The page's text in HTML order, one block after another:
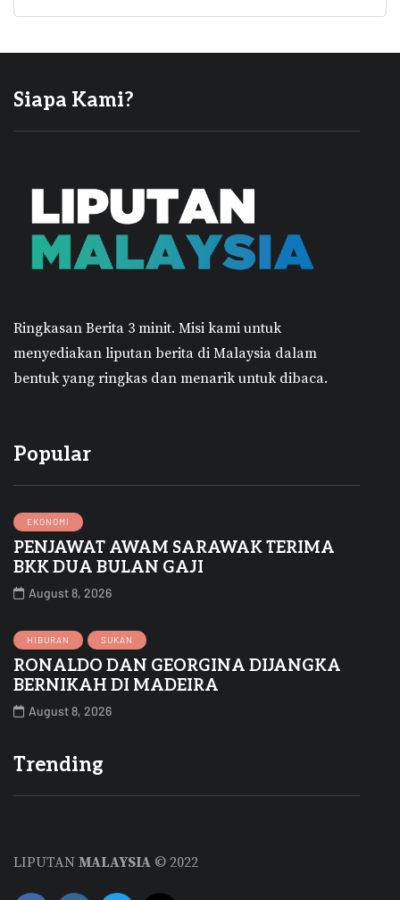
Siapa Kami?
Ringkasan Berita 3 minit. Misi kami untuk
menyediakan liputan berita di Malaysia dalam
bentuk yang ringkas dan menarik untuk dibaca.
Popular
EKONOMI
PENJAWAT AWAM SARAWAK TERIMA
BKK DUA BULAN GAJI
August 8, 2026
HIBURAN SUKAN
RONALDO DAN GEORGINA DIJANGKA
BERNIKAH DI MADEIRA
August 8, 2026
Trending
LIPUTAN MALAYSIA © 2022